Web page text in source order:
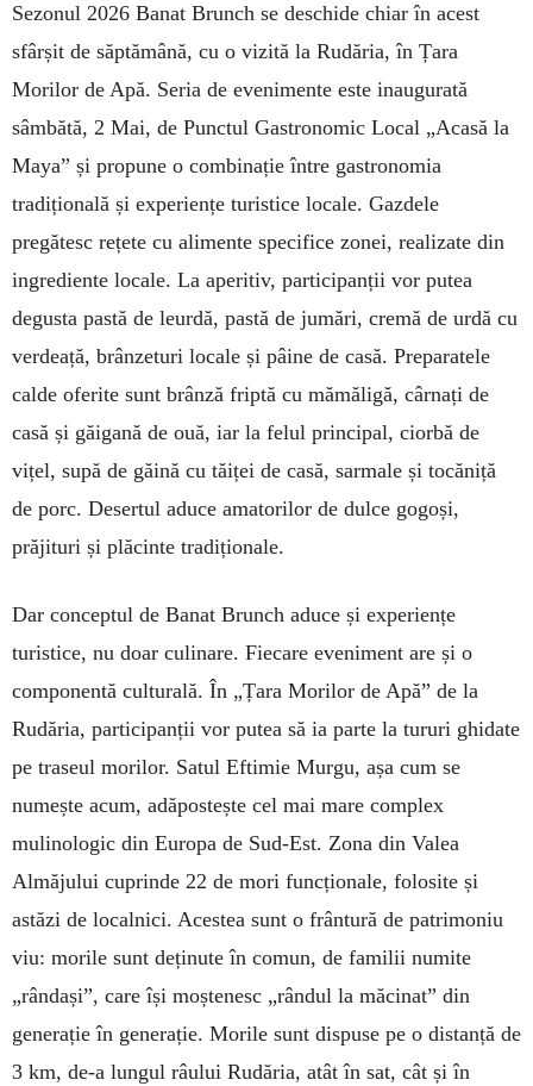
Sezonul 2026 Banat Brunch se deschide chiar în acest
sfârșit de săptămână, cu o vizită la Rudăria, în Țara
Morilor de Apă. Seria de evenimente este inaugurată
sâmbătă, 2 Mai, de Punctul Gastronomic Local „Acasă la
Maya” și propune o combinație între gastronomia
tradițională și experiențe turistice locale. Gazdele
pregătesc rețete cu alimente specifice zonei, realizate din
ingrediente locale. La aperitiv, participanții vor putea
degusta pastă de leurdă, pastă de jumări, cremă de urdă cu
verdeață, brânzeturi locale și pâine de casă. Preparatele
calde oferite sunt brânză friptă cu mămăligă, cârnați de
casă și găigană de ouă, iar la felul principal, ciorbă de
vițel, supă de găină cu tăiței de casă, sarmale și tocăniță
de porc. Desertul aduce amatorilor de dulce gogoși,
prăjituri și plăcinte tradiționale.
Dar conceptul de Banat Brunch aduce și experiențe
turistice, nu doar culinare. Fiecare eveniment are și o
componentă culturală. În „Țara Morilor de Apă” de la
Rudăria, participanții vor putea să ia parte la tururi ghidate
pe traseul morilor. Satul Eftimie Murgu, așa cum se
numește acum, adăpostește cel mai mare complex
mulinologic din Europa de Sud-Est. Zona din Valea
Almăjului cuprinde 22 de mori funcționale, folosite și
astăzi de localnici. Acestea sunt o frântură de patrimoniu
viu: morile sunt deținute în comun, de familii numite
„rândași”, care își moștenesc „rândul la măcinat” din
generație în generație. Morile sunt dispuse pe o distanță de
3 km, de-a lungul râului Rudăria, atât în sat, cât și în